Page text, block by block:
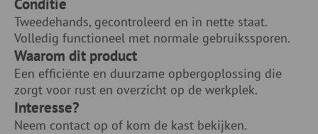
Conditie
Tweedehands, gecontroleerd en in nette staat.
Volledig functioneel met normale gebruikssporen.
Waarom dit product
Een efficiënte en duurzame opbergoplossing die
zorgt voor rust en overzicht op de werkplek.
Interesse?
Neem contact op of kom de kast bekijken.